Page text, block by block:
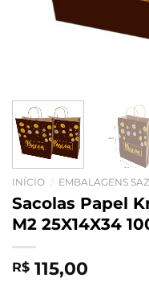
INÍCIO EMBALAGENS
Sacolas Papel
M2 25X14X34
R$ 115,00